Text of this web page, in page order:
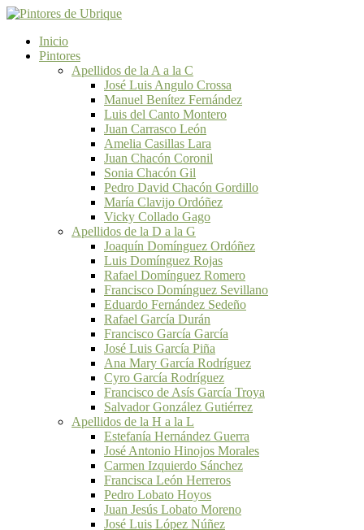
Inicio
Pintores
Apellidos de la A a la C
José Luis Angulo Crossa
Manuel Benítez Fernández
Luis del Canto Montero
Juan Carrasco León
Amelia Casillas Lara
Juan Chacón Coronil
Sonia Chacón Gil
Pedro David Chacón Gordillo
María Clavijo Ordóñez
Vicky Collado Gago
Apellidos de la D a la G
Joaquín Domínguez Ordóñez
Luis Domínguez Rojas
Rafael Domínguez Romero
Francisco Domínguez Sevillano
Eduardo Fernández Sedeño
Rafael García Durán
Francisco García García
José Luis García Piña
Ana Mary García Rodríguez
Cyro García Rodríguez
Francisco de Asís García Troya
Salvador González Gutiérrez
Apellidos de la H a la L
Estefanía Hernández Guerra
José Antonio Hinojos Morales
Carmen Izquierdo Sánchez
Francisca León Herreros
Pedro Lobato Hoyos
Juan Jesús Lobato Moreno
José Luis López Núñez